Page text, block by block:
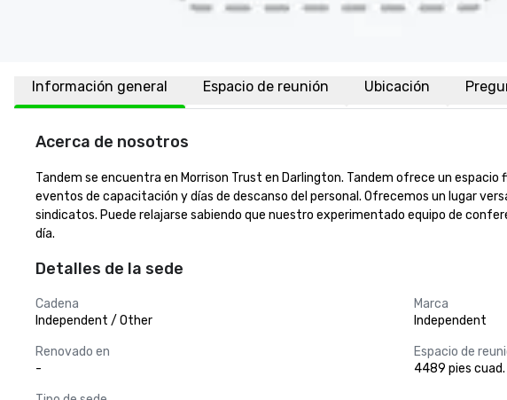
Información general Espacio de reunión Ubicación
Acerca de nosotros
Tandem se encuentra en Morrison Trust en Darlington. Tandem ofrece un
eventos de capacitación y días de descanso del personal. Ofrecemos un lugar
sindicatos. Puede relajarse sabiendo que nuestro experimentado equipo de
día.
Detalles de la sede
Cadena
Independent / Other
Marca
Independent
Renovado en
-
Espacio de
4489 pies cuad.